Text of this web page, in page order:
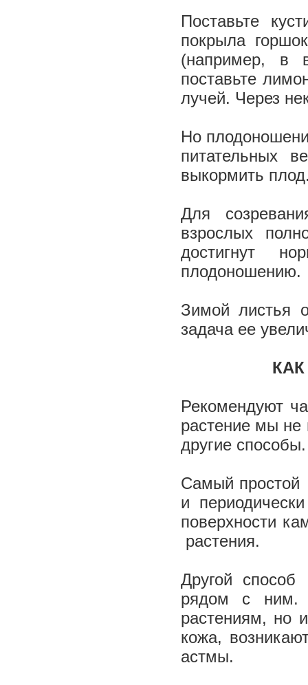
Поставьте
покрыла
(например, в
поставьте
лучей. Через
Но
питательных
выкормить
Для
взрослых
достигнут
плодоношению.
Зимой листья
задача ее
Рекомендуют
растение мы
другие
Самый простой
и
поверхности
растения.
Другой способ
рядом с ним.
растениям, но
кожа,
астмы.